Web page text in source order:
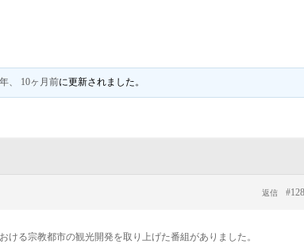
、 10ヶ月前に更新されました。
返信
る宗教都市の観光開発を取り上げた番組がありました。